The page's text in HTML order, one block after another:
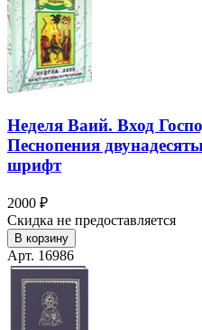
Неделя Ваий. Вход
Песнопения
шрифт
2000 ₽
Скидка не предоставляется
В корзину
Арт. 16986